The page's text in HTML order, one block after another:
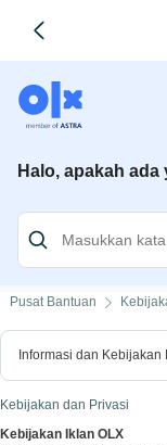
Halo, apakah
Pusat Bantuan
Informasi dan Kebijakan
Kebijakan dan Privasi
Kebijakan Iklan OLX